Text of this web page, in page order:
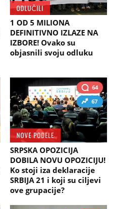
ODLUČILI
1 OD 5 MILIONA
DEFINITIVNO IZLAZE NA
IZBORE! Ovako su
objasnili svoju odluku
64
67
NOVE PODELE
SRPSKA OPOZICIJA
DOBILA NOVU OPOZICIJU!
Ko stoji iza deklaracije
SRBIJA 21 i koji su ciljevi
ove grupacije?